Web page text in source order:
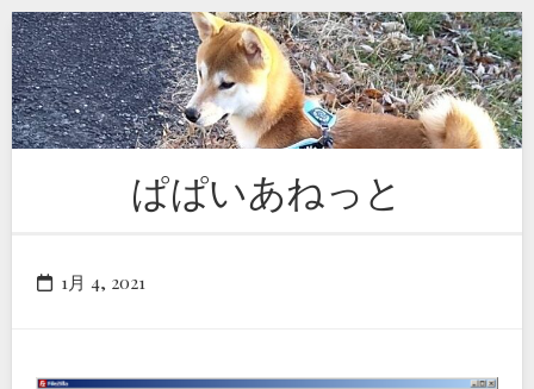
Skip
to
content
ぱぱいあねっと
1月 4, 2021